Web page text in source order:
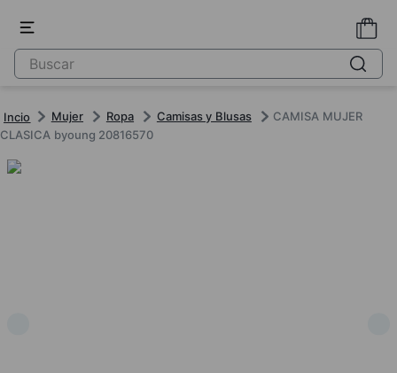
Mujer Ropa Camisas y Blusas
CAMISA MUJER
CLASICA byoung 20816570